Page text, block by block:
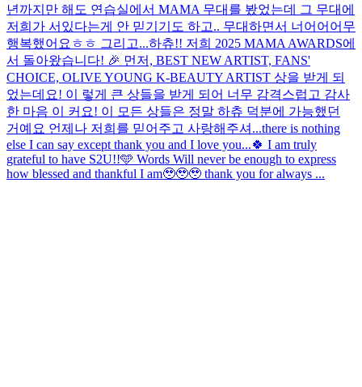
년까지만 해도 연습실에서 MAMA 무대를 봤었는데 그 무대에
저희가 서있다는게 안 믿기기도 하고.. 무대하면서 너어어어무
행복했어요ㅎㅎ 그리고...하츄!! 저희 2025 MAMA AWARDS에
서 돌아왔습니다! 🎉 먼저, BEST NEW ARTIST, FANS'
CHOICE, OLIVE YOUNG K-BEAUTY ARTIST 상을 받게 되
었는데요! 이 렇게 큰 상들을 받게 되어 너무 감격스럽고 감사
한 마음 이 커요! 이 모든 상들은 정말 하츄 덕분에 가능했던
거예요 언제나 저희를 믿어주고 사랑해주셔...there is nothing
else I can say except thank you and I love you...🍀 I am truly
grateful to have S2U!!🩵 Words Will never be enough to express
how blessed and thankful I am🥹🥹🥹 thank you for always ...